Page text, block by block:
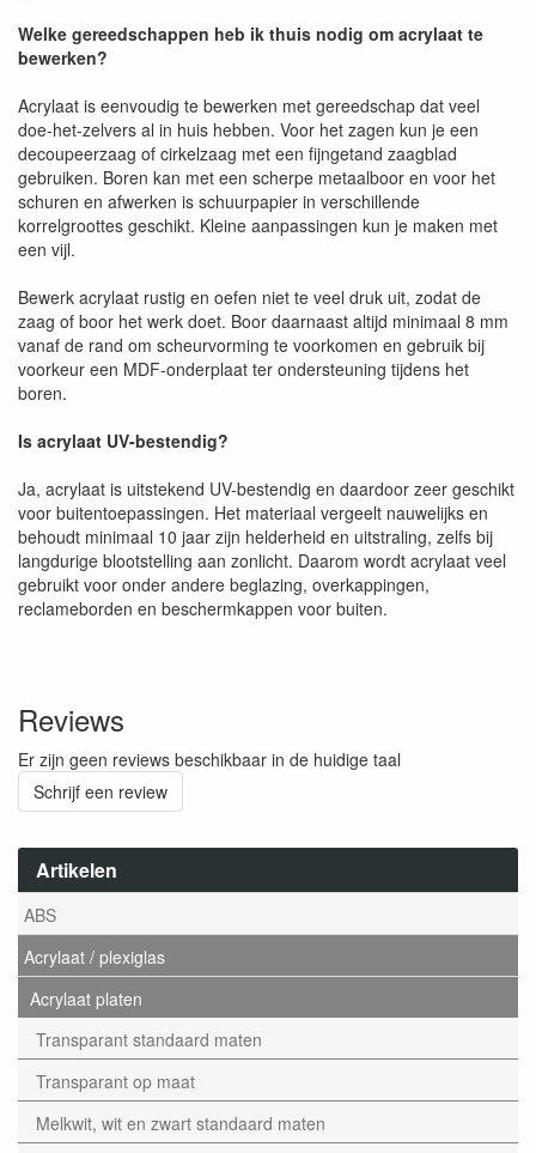
Artikelen
ABS
Acrylaat / plexiglas
Acrylaat platen
Transparant standaard maten
Transparant op maat
Melkwit, wit en zwart standaard maten
Welke gereedschappen heb ik thuis nodig om acrylaat te
bewerken?
Acrylaat is eenvoudig te bewerken met gereedschap dat veel
doe-het-zelvers al in huis hebben. Voor het zagen kun je een
decoupeerzaag of cirkelzaag met een fijngetand zaagblad
gebruiken. Boren kan met een scherpe metaalboor en voor het
schuren en afwerken is schuurpapier in verschillende
korrelgroottes geschikt. Kleine aanpassingen kun je maken met
een vijl.
Bewerk acrylaat rustig en oefen niet te veel druk uit, zodat de
zaag of boor het werk doet. Boor daarnaast altijd minimaal 8 mm
vanaf de rand om scheurvorming te voorkomen en gebruik bij
voorkeur een MDF-onderplaat ter ondersteuning tijdens het
boren.
Is acrylaat UV-bestendig?
Ja, acrylaat is uitstekend UV-bestendig en daardoor zeer geschikt
voor buitentoepassingen. Het materiaal vergeelt nauwelijks en
behoudt minimaal 10 jaar zijn helderheid en uitstraling, zelfs bij
langdurige blootstelling aan zonlicht. Daarom wordt acrylaat veel
gebruikt voor onder andere beglazing, overkappingen,
reclameborden en beschermkappen voor buiten.
Reviews
Er zijn geen reviews beschikbaar in de huidige taal
Schrijf een review